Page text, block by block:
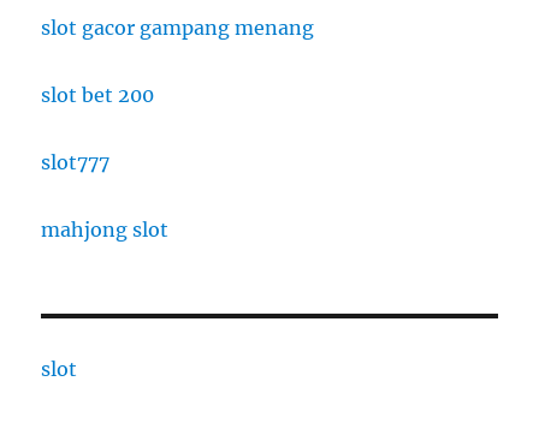
slot gacor gampang menang
slot bet 200
slot777
mahjong slot
slot